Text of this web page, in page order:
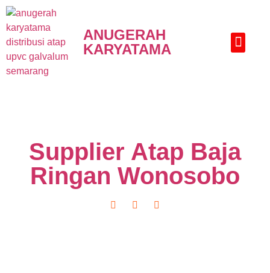
ANUGERAH
KARYATAMA
Supplier Atap Baja
Ringan Wonosobo